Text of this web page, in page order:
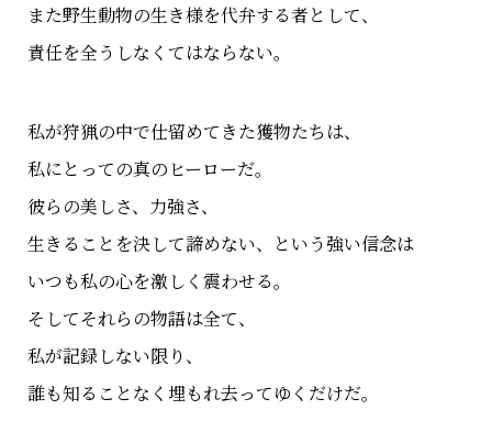
また野生動物の生き様を代弁する者として、
責任を全うしなくてはならない。
私が狩猟の中で仕留めてきた獲物たちは、
私にとっての真のヒーローだ。
彼らの美しさ、力強さ、
生きることを決して諦めない、という強い信念は
いつも私の心を激しく震わせる。
そしてそれらの物語は全て、
私が記録しない限り、
誰も知ることなく埋もれ去ってゆくだけだ。